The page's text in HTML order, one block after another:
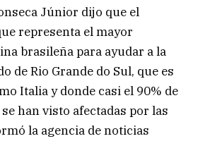
Júnior dijo que el
representa el mayor
brasileña para ayudar a la
de Rio Grande do Sul, que es
Italia y donde casi el 90% de
han visto afectadas por las
la agencia de noticias